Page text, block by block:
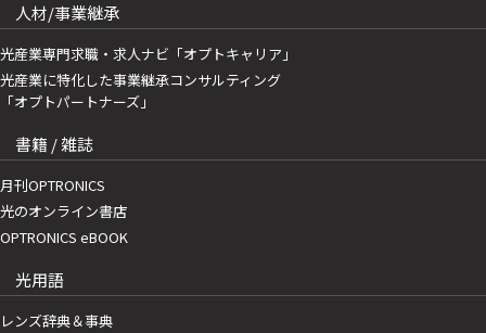
人材/事業継承
光産業専門求職・求人ナビ「オプトキャリア」
光産業に特化した事業継承コンサルティング
「オプトパートナーズ」
書籍 / 雑誌
月刊OPTRONICS
光のオンライン書店
OPTRONICS eBOOK
光用語
レンズ辞典＆事典